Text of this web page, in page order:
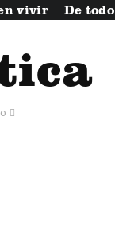
vivir De todo